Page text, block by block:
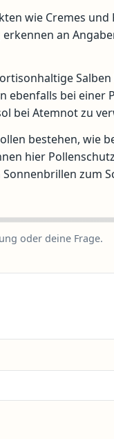
wie Cremes
an
bei einer
bei Atemnot zu
bestehen, wie
hier
zum
oder deine Frage.